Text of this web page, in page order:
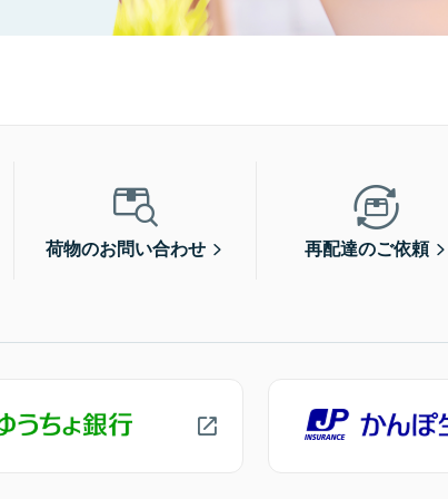
荷物のお問い合わせ 再配達のご依頼